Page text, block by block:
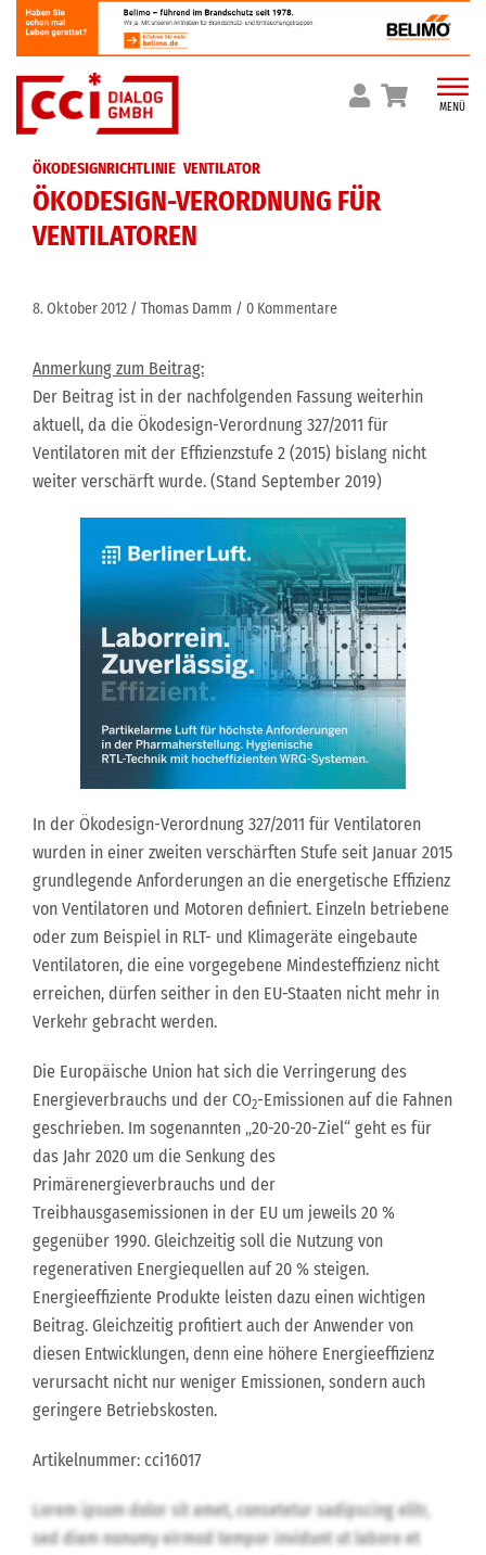
Skip
to
content
MENÜ
ÖKODESIGNRICHTLINIE VENTILATOR
ÖKODESIGN-VERORDNUNG FÜR
VENTILATOREN
8. Oktober 2012 Thomas Damm 0 Kommentare
Anmerkung zum Beitrag:
Der Beitrag ist in der nachfolgenden Fassung weiterhin
aktuell, da die Ökodesign-Verordnung 327/2011 für
Ventilatoren mit der Effizienzstufe 2 (2015) bislang nicht
weiter verschärft wurde. (Stand September 2019)
In der Ökodesign-Verordnung 327/2011 für Ventilatoren
wurden in einer zweiten verschärften Stufe seit Januar 2015
grundlegende Anforderungen an die energetische Effizienz
von Ventilatoren und Motoren definiert. Einzeln betriebene
oder zum Beispiel in RLT- und Klimageräte eingebaute
Ventilatoren, die eine vorgegebene Mindesteffizienz nicht
erreichen, dürfen seither in den EU-Staaten nicht mehr in
Verkehr gebracht werden.
Die Europäische Union hat sich die Verringerung des
Energieverbrauchs und der CO2-Emissionen auf die Fahnen
geschrieben. Im sogenannten „20-20-20-Ziel“ geht es für
das Jahr 2020 um die Senkung des
Primärenergieverbrauchs und der
Treibhausgasemissionen in der EU um jeweils 20 %
gegenüber 1990. Gleichzeitig soll die Nutzung von
regenerativen Energiequellen auf 20 % steigen.
Energieeffiziente Produkte leisten dazu einen wichtigen
Beitrag. Gleichzeitig profitiert auch der Anwender von
diesen Entwicklungen, denn eine höhere Energieeffizienz
verursacht nicht nur weniger Emissionen, sondern auch
geringere Betriebskosten.
Artikelnummer: cci16017
Lorem ipsum dolor sit amet, consetetur sadipscing elitr,
sed diam nonumy eirmod tempor invidunt ut labore et